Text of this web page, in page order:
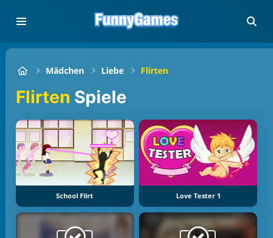
Mädchen Liebe Flirten
Flirten Spiele
School Flirt Love Tester 1